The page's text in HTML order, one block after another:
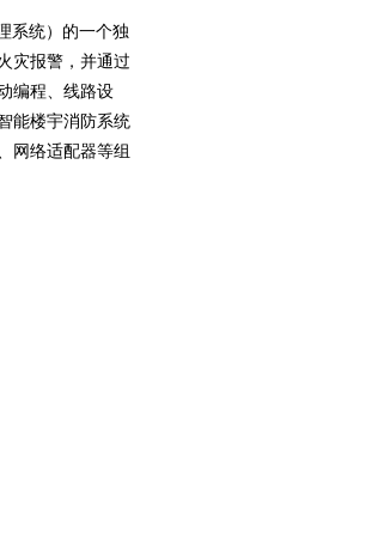
系统）的一个独
灾报警，并通过
编程、线路设
能楼宇消防系统
网络适配器等组